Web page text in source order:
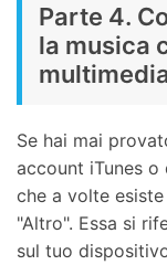
Parte 4.
la musica
Se hai mai
account iTunes
che a volte
"Altro". Essa si
­sul tuo